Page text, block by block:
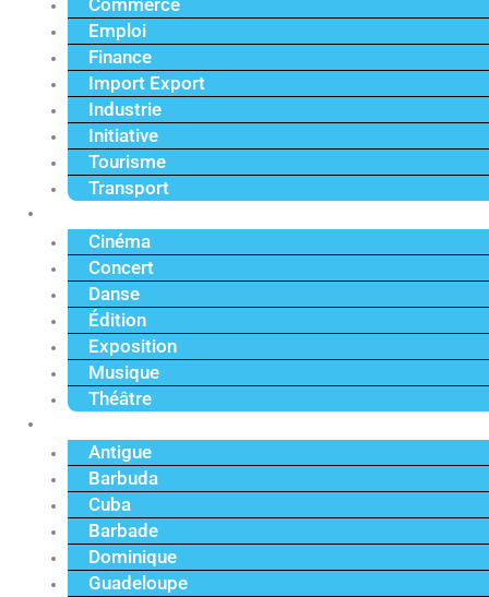
Commerce
Emploi
Finance
Import Export
Industrie
Initiative
Tourisme
Transport
Cinéma
Concert
Danse
Édition
Exposition
Musique
Théâtre
Antigue
Barbuda
Cuba
Barbade
Dominique
Guadeloupe